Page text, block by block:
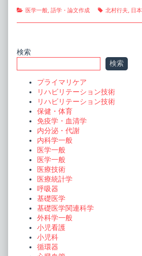
Categories
医学一般, 語学・論文作成 Tags
北村行夫, 日
Primary
Sidebar
検索
検索
プライマリケア
リハビリテーション技術
リハビリテーション技術
保健・体育
免疫学・血清学
内分泌・代謝
内科学一般
医学一般
医学一般
医療技術
医療統計学
呼吸器
基礎医学
基礎医学関連科学
外科学一般
小児看護
小児科
循環器